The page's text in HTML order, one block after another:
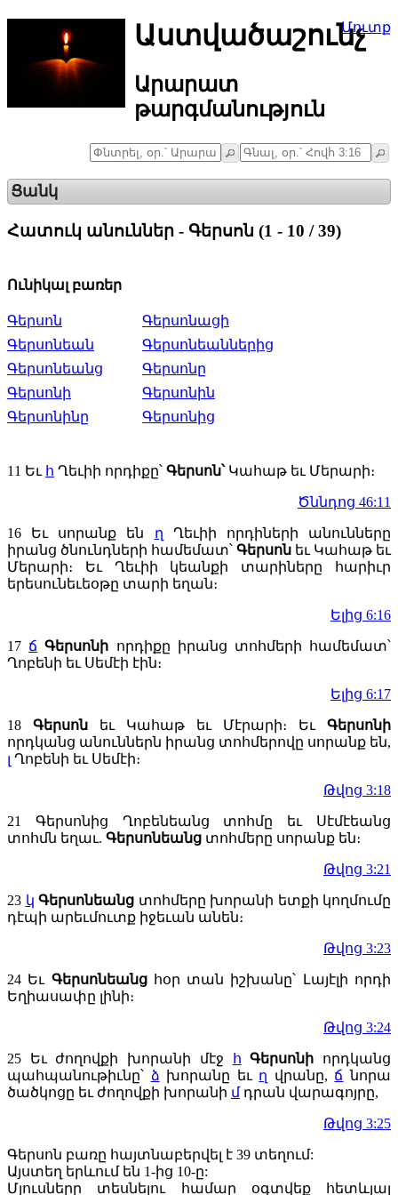
Աստվածաշունչ
Արարատ
թարգմանություն
Մուտք
Ցանկ
Հատուկ անուններ - Գերսոն (1 - 10 / 39)
Ունիկալ բառեր
Գերսոն
Գերսոնացի
Գերսոնեան
Գերսոնեաններից
Գերսոնեանց
Գերսոնը
Գերսոնի
Գերսոնին
Գերսոնինը
Գերսոնից
11 Եւ հ Ղեւիի որդիքը՝ Գերսոն՝Կահաթ եւ Մերարի։
Ծննդոց 46:11
16 Եւ սորանք են ղ
Ղեւիի որդիների անունները
իրանց ծնունդների համեմատ՝ Գերսոն եւ Կահաթ եւ
Մերարի։ Եւ Ղեւիի կեանքի տարիները հարիւր
երեսունեւեօթը տարի եղան։
Ելից 6:16
17 ճ Գերսոնի որդիքը իրանց տոհմերի համեմատ՝
Ղոբենի եւ Սեմէի էին։
Ելից 6:17
18 Գերսոն եւ Կահաթ եւ Մէրարի։ Եւ Գերսոնի
որդկանց անուններն իրանց տոհմերովը սորանք են,
լ Ղոբենի եւ Սեմէի։
Թվոց 3:18
21
Գերսոնից Ղոբենեանց տոհմը եւ Սէմէեանց
տոհմն եղաւ. Գերսոնեանց տոհմերը սորանք են։
Թվոց 3:21
23 կ Գերսոնեանց տոհմերը խորանի ետքի կողմումը
դէպի արեւմուտք իջեւան անեն։
Թվոց 3:23
24 Եւ Գերսոնեանցհօր տան իշխանը՝ Լայէլի որդի
Եղիասափը լինի։
Թվոց 3:24
25 Եւ ժողովքի խորանի մէջ հ Գերսոնի որդկանց
պահպանութիւնը՝ ձ խորանը եւ ղ վրանը, ճ նորա
ծածկոցը եւ ժողովքի խորանի մ դրան վարագոյրը,
Թվոց 3:25
Գերսոն բառը հայտնաբերվել է 39 տեղում:
Այստեղ երևում են 1-ից 10-ը:
Մյուսները տեսնելու համար օգտվեք հետևյալ